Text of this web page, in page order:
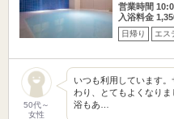
営業時間
入浴料金
日帰り エス
50代～
女性
いつも利用しています
わり、とてもよくなり
浴もあ…